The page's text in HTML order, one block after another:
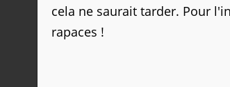
cela ne saurait tarder. Pour
rapaces !